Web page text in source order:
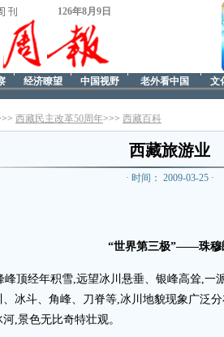
126年8月9日
文
老外看中国
中国视野
经济瞭望
西藏民主改革50周年>>> 西藏百科
西藏旅游业
· 时间： 2009-03-25 ·
“世界第三极”——珠穆
峰顶经年积雪,远望冰川悬垂、银峰高耸,一
、冰斗、角峰、刀脊等,冰川地貌现象广泛
,景色无比奇特壮观。